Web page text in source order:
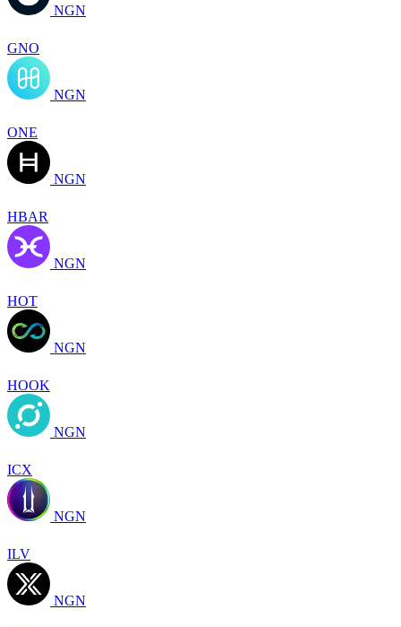
NGN
GNO
NGN
ONE
NGN
HBAR
NGN
HOT
NGN
HOOK
NGN
ICX
NGN
ILV
NGN